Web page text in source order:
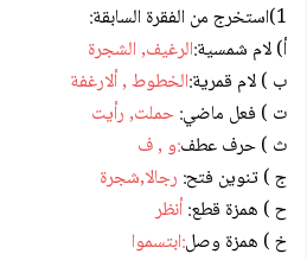
1)استخرج من الفقرة السابقة:
أ) لام شمسية:الرغيف, الشجرة
ب ) لام قمرية:الخطوط , ألارغفة
ت ) فعل ماضي:حملت, رأيت
ث ) حرف عطف:و , ف
ج ) تنوين فتح: رجالا,شجرة
ح ) همزة قطع:أنظر
خ ) همزة وصل:ابتسموا